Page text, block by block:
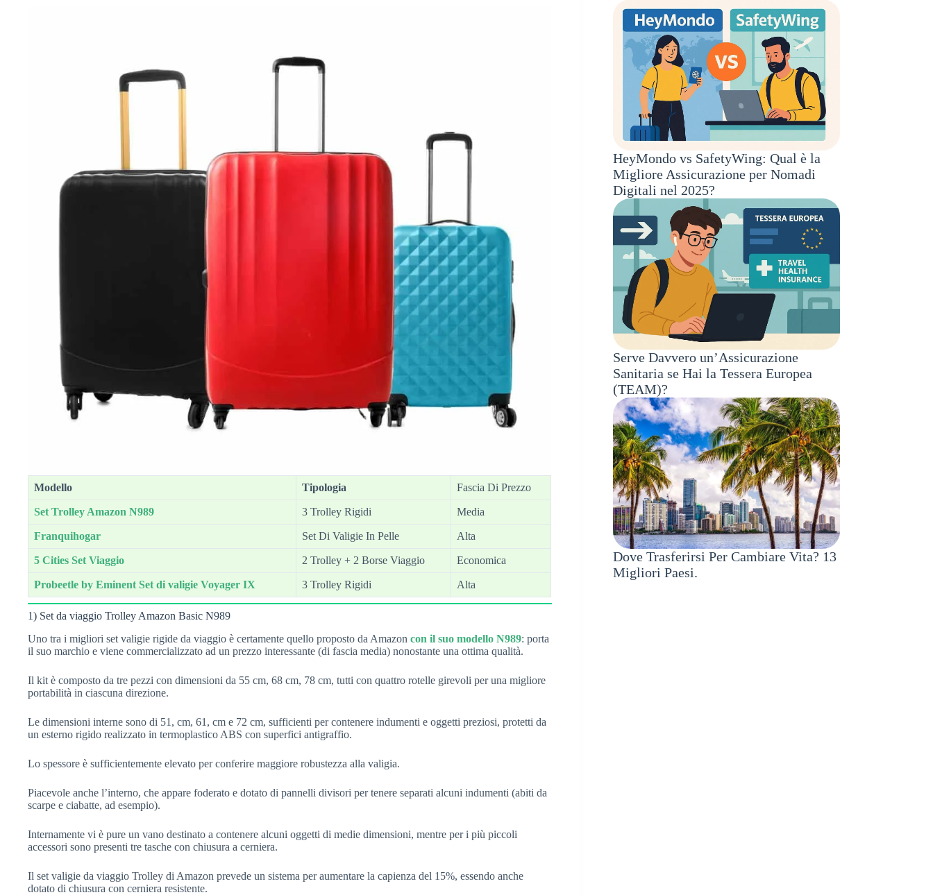
Modello Tipologia Fascia Di Prezzo
Set Trolley Amazon N989 3 Trolley Rigidi Media
Franquihogar Set Di Valigie In Pelle Alta
5 Cities Set Viaggio 2 Trolley + 2 Borse Viaggio Economica
Probeetle by Eminent Set di valigie Voyager IX 3 Trolley Rigidi Alta
1) Set da viaggio Trolley Amazon Basic N989
Uno tra i migliori set valigie rigide da viaggio è certamente quello proposto da Amazon con il suo modello N989: porta
il suo marchio e viene commercializzato ad un prezzo interessante (di fascia media) nonostante una ottima qualità.
Il kit è composto da tre pezzi con dimensioni da 55 cm, 68 cm, 78 cm, tutti con quattro rotelle girevoli per una migliore
portabilità in ciascuna direzione.
Le dimensioni interne sono di 51, cm, 61, cm e 72 cm, sufficienti per contenere indumenti e oggetti preziosi, protetti da
un esterno rigido realizzato in termoplastico ABS con superfici antigraffio.
Lo spessore è sufficientemente elevato per conferire maggiore robustezza alla valigia.
Piacevole anche l’interno, che appare foderato e dotato di pannelli divisori per tenere separati alcuni indumenti (abiti da
scarpe e ciabatte, ad esempio).
Internamente vi è pure un vano destinato a contenere alcuni oggetti di medie dimensioni, mentre per i più piccoli
accessori sono presenti tre tasche con chiusura a cerniera.
Il set valigie da viaggio Trolley di Amazon prevede un sistema per aumentare la capienza del 15%, essendo anche
dotato di chiusura con cerniera resistente.
HeyMondo vs SafetyWing: Qual è la
Migliore Assicurazione per Nomadi
Digitali nel 2025?
Serve Davvero un’Assicurazione
Sanitaria se Hai la Tessera Europea
(TEAM)?
Dove Trasferirsi Per Cambiare Vita? 13
Migliori Paesi.